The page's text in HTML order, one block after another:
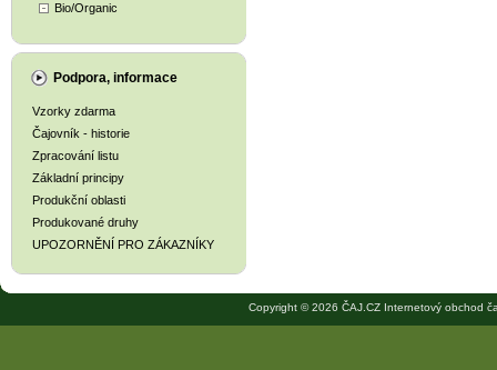
Bio/Organic
Podpora, informace
Vzorky zdarma
Čajovník - historie
Zpracování listu
Základní principy
Produkční oblasti
Produkované druhy
UPOZORNĚNÍ PRO ZÁKAZNÍKY
Copyright © 2026 ČAJ.CZ Internetový obchod